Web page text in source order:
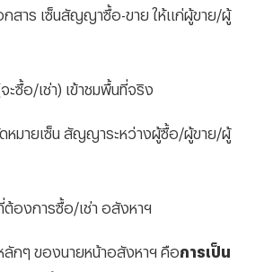
กสาร เซ็นสัญญาซื้อ-ขาย ให้แก่ผู้ขาย/ผู้
ะซื้อ/เช่า) เข้าชมพื้นที่จริง
ดหมายเซ็น สัญญาระหว่างผู้ซื้อ/ผู้ขาย/ผู้
ต้องการซื้อ/เช่า อสังหาฯ
ลักๆ ของนายหน้าอสังหาฯ คือการเป็น